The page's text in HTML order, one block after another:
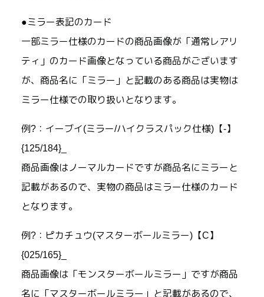
●ミラー表記のカード
一部ミラー仕様のカードの商品画像が「通常レアリ
ティ」のカード画像となっている商品がございます
が、商品名に「ミラー」と記載のある商品は実物は
ミラー仕様での取り扱いとなります。
例?：イーブイ(ミラー/ハイクラスパック仕様)【-】
{125/184}_
商品画像はノーマルカードですが商品名にミラーと
記載があるので、実物の商品はミラー仕様のカード
となります。
例?：ピカチュウ(マスターボールミラー)【C】
{025/165}_
商品画像は「モンスターボールミラー」ですが商品
名に「マスターボールミラー」と記載があるので、